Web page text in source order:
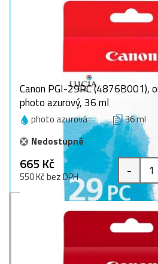
Canon PGI-29PC (4876B001),
photo azurový, 36 ml
photo azurová 36 ml
Nedostupné
665 Kč
550 Kč bez DPH -